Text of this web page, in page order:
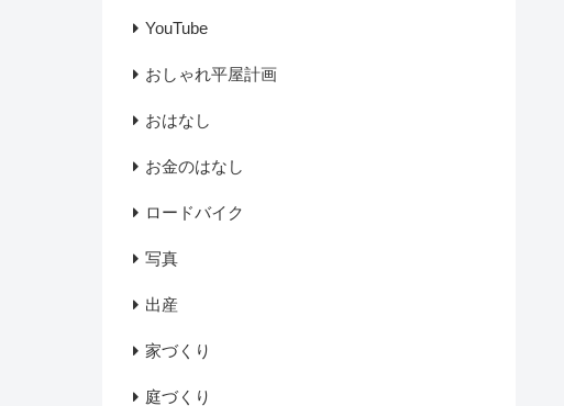
YouTube
おしゃれ平屋計画
おはなし
お金のはなし
ロードバイク
写真
出産
家づくり
庭づくり